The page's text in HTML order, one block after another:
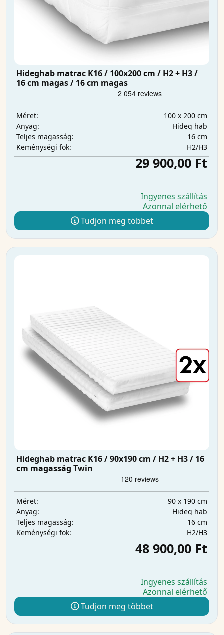
Hideghab matrac K16 / 100x200 cm / H2 + H3 /
16 cm magas / 16 cm magas
Méret:
100 x 200 cm
Anyag:
Hideg hab
Teljes magasság:
16 cm
Keménységi fok:
H2/H3
29 900,00 Ft
Ingyenes szállítás
Azonnal elérhető
Tudjon meg többet
Hideghab matrac K16 / 90x190 cm / H2 + H3 / 16
cm magasság Twin
Méret:
90 x 190 cm
Anyag:
Hideg hab
Teljes magasság:
16 cm
Keménységi fok:
H2/H3
48 900,00 Ft
Ingyenes szállítás
Azonnal elérhető
Tudjon meg többet